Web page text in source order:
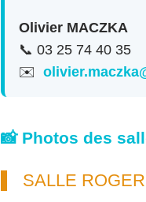
Olivier MACZKA
📞 03 25 74 40 35
✉️
📸 Photos des
SALLE